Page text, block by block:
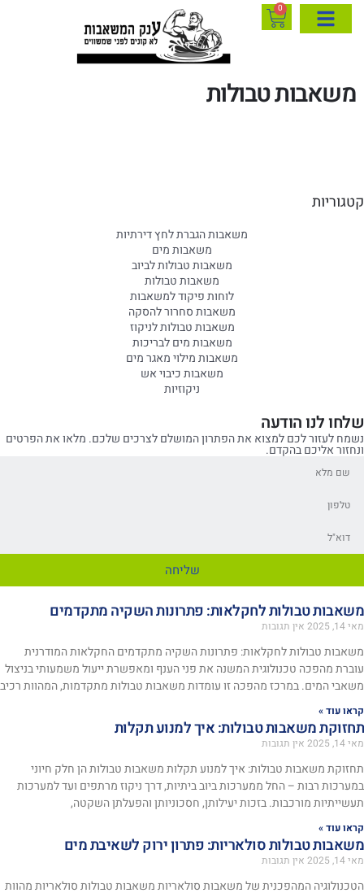
0
משאבות טבולות
קטגוריות
משאבות הגברת לחץ דירתיות
משאבות מים
משאבות טבולות לביוב
משאבות טבולות
לוחות פיקוד למשאבות
משאבות סחרור להסקה
משאבות טבולות לניקוז
משאבות מים לבריכות
משאבות מילוי מאגר מים
משאבות כיבוי אש
ניקוזיות
שלחו לנו הודעה
נשמח לעזור לכם למצוא את הפתרון המושלם לצרכים שלכם. מלאו את הפרטים
ונחזור אליכם בהקדם.
שליחה
משאבות טבולות לחקלאות: פתרונות השקיה מתקדמים
מאי 14, 2025 אין תגובות
משאבות טבולות לחקלאות: פתרונות השקיה מתקדמים החקלאות המודרנית
עוברת מהפכה טכנולוגית המשנה את פני הענף ומאפשרת ייעול משמעותי בניצול
משאבי המים. במרכז מהפכה זו עומדות משאבות טבולות מתקדמות, המהוות רכיב
קראו עוד »
תחזוקת משאבות טבולות: איך למנוע תקלות
מאי 14, 2025 אין תגובות
תחזוקת משאבות טבולות: איך למנוע תקלות משאבות טבולות הן חלק חיוני
במערכות רבות – החל ממערכות ביוב ביתיות, דרך ניקוז מרתפים ועד למערכות
תעשייתיות מורכבות. בזכות יעילותן, חסכוניותן והפעלתן השקטה,
קראו עוד »
משאבות טבולות סולאריות: פתרון ירוק לשאיבת מים
מאי 14, 2025 אין תגובות
הטכנולוגיה המהפכנית של משאבות סולאריות משאבות טבולות סולאריות מהוות